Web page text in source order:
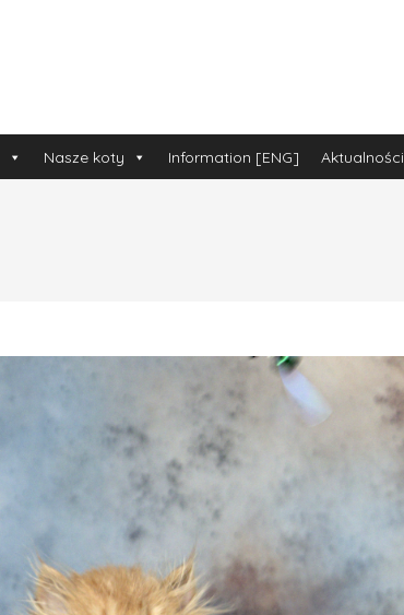
Nasze koty Information [ENG] Aktualności